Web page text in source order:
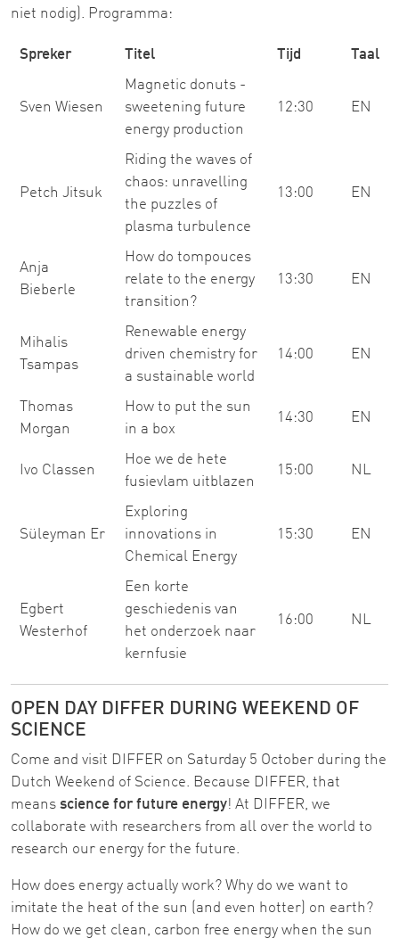
niet nodig). Programma:
Spreker Titel Tijd Taal
Sven Wiesen
Magnetic donuts -
sweetening future
energy production
12:30 EN
Petch Jitsuk
Riding the waves of
chaos: unravelling
the puzzles of
plasma turbulence
13:00 EN
Anja
Bieberle
How do tompouces
relate to the energy
transition?
13:30 EN
Mihalis
Tsampas
Renewable energy
driven chemistry for
a sustainable world
14:00 EN
Thomas
Morgan
How to put the sun
in a box
14:30 EN
Ivo Classen
Hoe we de hete
fusievlam uitblazen
15:00 NL
Süleyman Er
Exploring
innovations in
Chemical Energy
15:30 EN
Egbert
Westerhof
Een korte
geschiedenis van
het onderzoek naar
kernfusie
16:00 NL
OPEN DAY DIFFER DURING WEEKEND OF
SCIENCE
Come and visit DIFFER on Saturday 5 October during the
Dutch Weekend of Science. Because DIFFER, that
means science for future energy! At DIFFER, we
collaborate with researchers from all over the world to
research our energy for the future.
How does energy actually work? Why do we want to
imitate the heat of the sun (and even hotter) on earth?
How do we get clean, carbon free energy when the sun